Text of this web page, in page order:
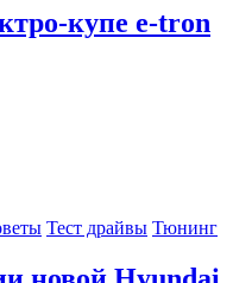
купе e-tron
Тест драйвы Тюнинг